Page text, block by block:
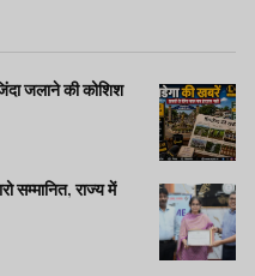
जलाने की कोशिश
सम्मानित, राज्य में